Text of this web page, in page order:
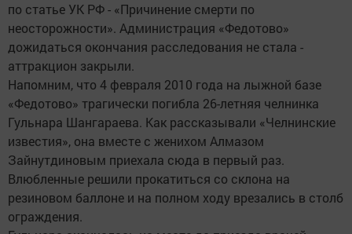
по статье УК РФ - «Причинение смерти по
неосторожности». Администрация «Федотово»
дожидаться окончания расследования не стала -
аттракцион закрыли.
Напомним, что 4 февраля 2010 года на лыжной базе
«Федотово» трагически погибла 26-летняя челнинка
Гульнара Шангараева. Как рассказывали «Челнинские
известия», она вместе с женихом Алмазом
Зайнутдиновым приехала сюда в первый раз.
Влюбленные решили прокатиться со склона на
резиновом баллоне и на полном ходу врезались в столб
ограждения.